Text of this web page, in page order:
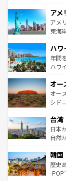
ンツ
の建
博物
こと
ば市
着の
アメ
アメ
東海
のよ
ンメ
西部
部の
文化
しみ
ならでは
情報
ハワ
年間
ハワ
ワイ
島だ
おす
れる
人々
ク、
ワイを、
はコ
オー
オー
シド
リア
ク）
ど、
いる
ビン
い。
台湾
日本
自然
ン）
と山
驚き
韓国
歴史
-POP